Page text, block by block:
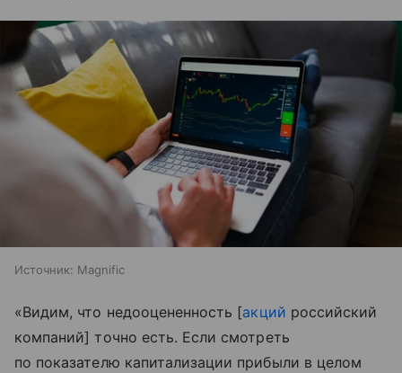
Источник: Magnific
«Видим, что недооцененность [акций российский
компаний] точно есть. Если смотреть
по показателю капитализации прибыли в целом